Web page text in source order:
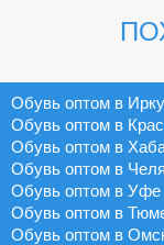
Обувь оптом в
Обувь оптом в
Обувь оптом в
Обувь оптом в
Обувь оптом в Уфе
Обувь оптом в
Обувь оптом в